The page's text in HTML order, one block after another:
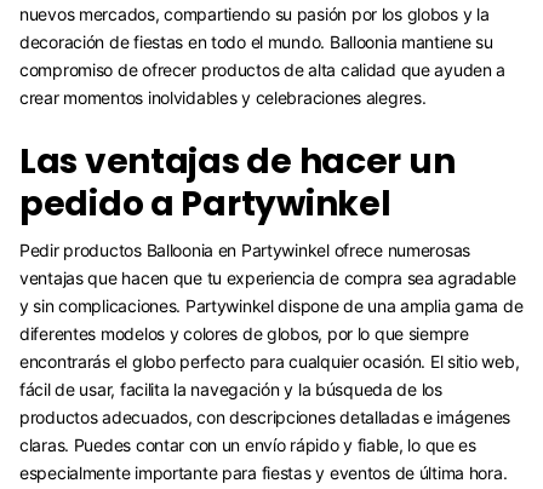
nuevos mercados, compartiendo su pasión por los globos y la
decoración de fiestas en todo el mundo. Balloonia mantiene su
compromiso de ofrecer productos de alta calidad que ayuden a
crear momentos inolvidables y celebraciones alegres.
Las ventajas de hacer un
pedido a Partywinkel
Pedir productos Balloonia en Partywinkel ofrece numerosas
ventajas que hacen que tu experiencia de compra sea agradable
y sin complicaciones. Partywinkel dispone de una amplia gama de
diferentes modelos y colores de globos, por lo que siempre
encontrarás el globo perfecto para cualquier ocasión. El sitio web,
fácil de usar, facilita la navegación y la búsqueda de los
productos adecuados, con descripciones detalladas e imágenes
claras. Puedes contar con un envío rápido y fiable, lo que es
especialmente importante para fiestas y eventos de última hora.